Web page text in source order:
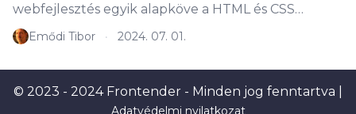
webfejlesztés egyik alapköve a HTML és CSS
mellett, amely lehetővé teszi a dinamikus és
interaktív weboldalak létrehozását, adatok
nehéz mi mindent elvégez. A nyelvet először 1995-
ben alkották meg (igen több mint 28 éve), és azóta
Emődi Tibor • 2024. 07. 01.
© 2023 - 2024 Frontender - Minden jog fenntartva |
Adatvédelmi nyilatkozat